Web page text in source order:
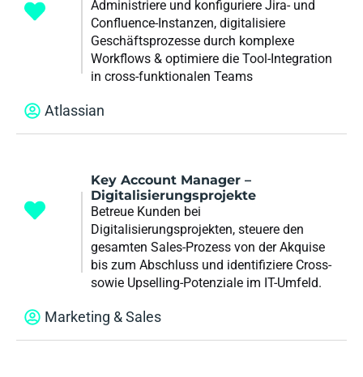
Administriere und konfiguriere Jira- und
Confluence-Instanzen, digitalisiere
Geschäftsprozesse durch komplexe
Workflows & optimiere die Tool-Integration
in cross-funktionalen Teams
Atlassian
Key Account Manager –
Digitalisierungsprojekte
Betreue Kunden bei
Digitalisierungsprojekten, steuere den
gesamten Sales-Prozess von der Akquise
bis zum Abschluss und identifiziere Cross-
sowie Upselling-Potenziale im IT-Umfeld.
Marketing & Sales